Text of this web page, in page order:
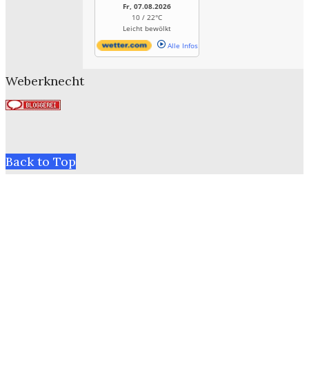
Fr, 07.08.2026
10 / 22°C
Leicht bewölkt
Alle Infos
Weberknecht
Back to Top